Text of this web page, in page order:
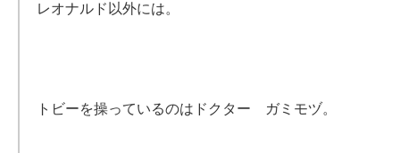
レオナルド以外には。
トビーを操っているのはドクター ガミモヅ。